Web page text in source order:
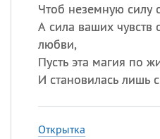
Чтоб неземную силу
А сила ваших чувств
любви,
Пусть эта магия по
И становилась лишь
Открытка